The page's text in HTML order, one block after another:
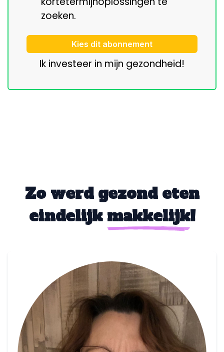
zoeken.
Kies dit abonnement
Ik investeer in mijn gezondheid!
Zo werd gezond eten
eindelijk makkelijk!